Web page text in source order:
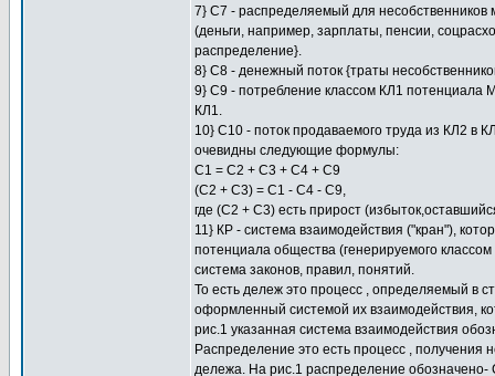
7} С7 - распределяемый для
(деньги, например, зарплаты, пенсии,
распределение}.
8} С8 - денежный поток {траты
9} С9 - потребление классом КЛ1 потенциала
КЛ1.
10} С10 - поток продаваемого труда из КЛ2 в
очевидны следующие формулы:
С1 = С2 + С3 + С4 + С9
(С2 + С3) = С1 - С4 - С9,
где (С2 + С3) есть прирост
11} КР - система взаимодействия ("кран"),
потенциала общества (генерируемого
система законов, правил, понятий.
То есть дележ это процесс , определяемый в
оформленный системой их взаимодействия,
рис.1 указанная система взаимодействия
Распределение это есть процесс ,
дележа. На рис.1 распределение обозначено-